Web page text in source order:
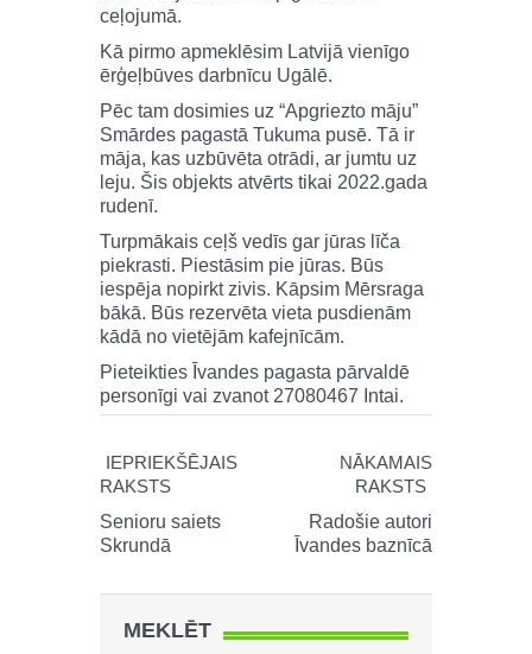
ceļojumā.
Kā pirmo apmeklēsim Latvijā vienīgo
ērģeļbūves darbnīcu Ugālē.
Pēc tam dosimies uz “Apgriezto māju”
Smārdes pagastā Tukuma pusē. Tā ir
māja, kas uzbūvēta otrādi, ar jumtu uz
leju. Šis objekts atvērts tikai 2022.gada
rudenī.
Turpmākais ceļš vedīs gar jūras līča
piekrasti. Piestāsim pie jūras. Būs
iespēja nopirkt zivis. Kāpsim Mērsraga
bākā. Būs rezervēta vieta pusdienām
kādā no vietējām kafejnīcām.
Pieteikties Īvandes pagasta pārvaldē
personīgi vai zvanot 27080467 Intai.
IEPRIEKŠĒJAIS
RAKSTS
Senioru saiets
Skrundā
NĀKAMAIS
RAKSTS
Radošie autori
Īvandes baznīcā
MEKLĒT